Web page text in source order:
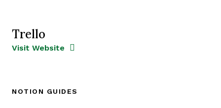
Trello
Opens new window
Visit Website Opens New Window
NOTION GUIDES